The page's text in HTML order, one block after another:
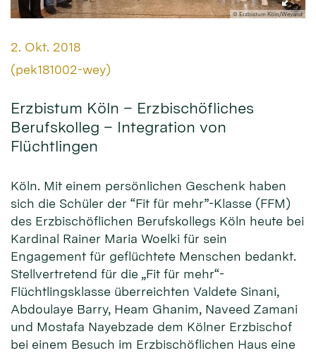
© Erzbistum Köln/Weyand
Datum:
2. Okt. 2018
Von:
(pek181002-wey)
Erzbistum Köln – Erzbischöfliches
Berufskolleg – Integration von
Flüchtlingen
Köln. Mit einem persönlichen Geschenk haben
sich die Schüler der “Fit für mehr”-Klasse (FFM)
des Erzbischöflichen Berufskollegs Köln heute bei
Kardinal Rainer Maria Woelki für sein
Engagement für geflüchtete Menschen bedankt.
Stellvertretend für die „Fit für mehr“-
Flüchtlingsklasse überreichten Valdete Sinani,
Abdoulaye Barry, Heam Ghanim, Naveed Zamani
und Mostafa Nayebzade dem Kölner Erzbischof
bei einem Besuch im Erzbischöflichen Haus eine